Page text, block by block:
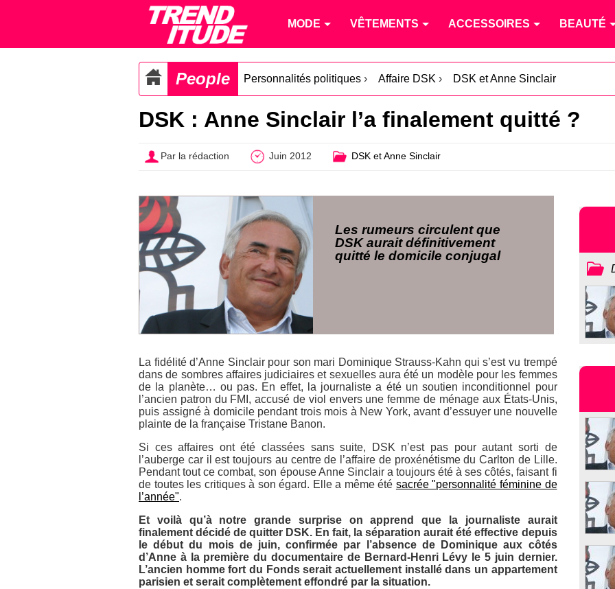
MODE VÊTEMENTS ACCESSOIRES BEAUTÉ
People Personnalités politiques › Affaire DSK › DSK et Anne Sinclair
DSK : Anne Sinclair l’a finalement quitté ?
Par la rédaction Juin 2012 DSK et Anne Sinclair
Les rumeurs circulent que
DSK aurait définitivement
quitté le domicile conjugal
La fidélité d’Anne Sinclair pour son mari Dominique Strauss-Kahn qui s’est vu trempé
dans de sombres affaires judiciaires et sexuelles aura été un modèle pour les femmes
de la planète… ou pas. En effet, la journaliste a été un soutien inconditionnel pour
l’ancien patron du FMI, accusé de viol envers une femme de ménage aux États-Unis,
puis assigné à domicile pendant trois mois à New York, avant d’essuyer une nouvelle
plainte de la française Tristane Banon.
Si ces affaires ont été classées sans suite, DSK n’est pas pour autant sorti de
l’auberge car il est toujours au centre de l’affaire de proxénétisme du Carlton de Lille.
Pendant tout ce combat, son épouse Anne Sinclair a toujours été à ses côtés, faisant fi
de toutes les critiques à son égard. Elle a même été sacrée "personnalité féminine de
l’année".
Et voilà qu’à notre grande surprise on apprend que la journaliste aurait
finalement décidé de quitter DSK. En fait, la séparation aurait été effective depuis
le début du mois de juin, confirmée par l’absence de Dominique aux côtés
d’Anne à la première du documentaire de Bernard-Henri Lévy le 5 juin dernier.
L’ancien homme fort du Fonds serait actuellement installé dans un appartement
parisien et serait complètement effondré par la situation.